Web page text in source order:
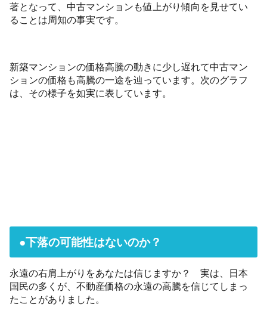
著となって、中古マンションも値上がり傾向を見せてい
ることは周知の事実です。
新築マンションの価格高騰の動きに少し遅れて中古マン
ションの価格も高騰の一途を辿っています。次のグラフ
は、その様子を如実に表しています。
●下落の可能性はないのか？
永遠の右肩上がりをあなたは信じますか？ 実は、日本
国民の多くが、不動産価格の永遠の高騰を信じてしまっ
たことがありました。